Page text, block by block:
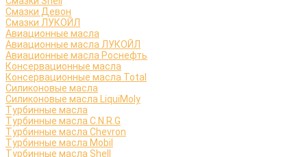
Смазки Девон
Смазки ЛУКОЙЛ
Авиационные масла
Авиационные масла ЛУКОЙЛ
Авиационные масла Роснефть
Консервационные масла
Консервационные масла Total
Силиконовые масла
Силиконовые масла LiquiMoly
Турбинные масла
Турбинные масла C.N.R.G
Турбинные масла Chevron
Турбинные масла Mobil
Турбинные масла Shell